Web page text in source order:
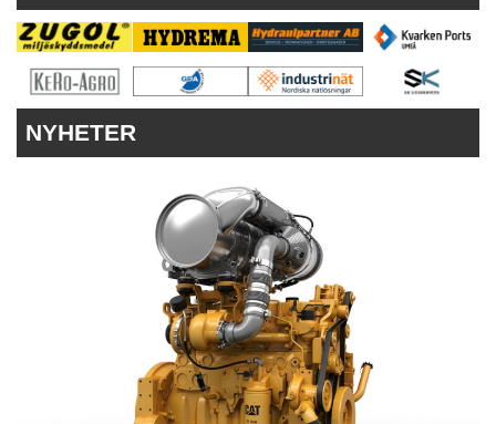
KONTAKT
VÅRA ANDRA MAGASIN
PRENUMERERA
ANNONSERA
NYHETER